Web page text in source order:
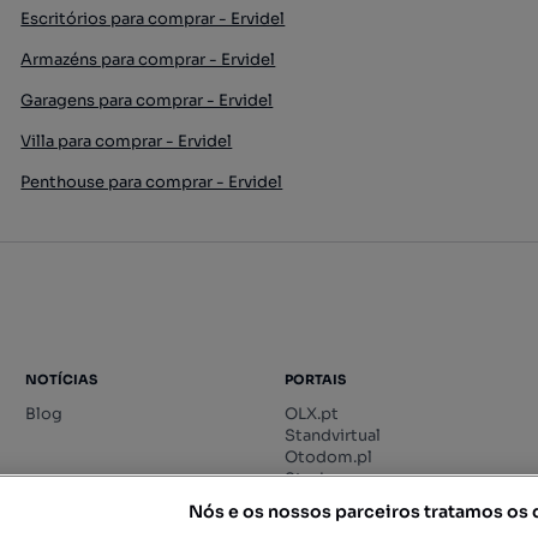
Escritórios para comprar - Ervidel
Armazéns para comprar - Ervidel
Garagens para comprar - Ervidel
Villa para comprar - Ervidel
Penthouse para comprar - Ervidel
NOTÍCIAS
Blog
PORTAIS
OLX.pt
Standvirtual
Otodom.pl
Storia.ro
Nós e os nossos parceiros tratamos os